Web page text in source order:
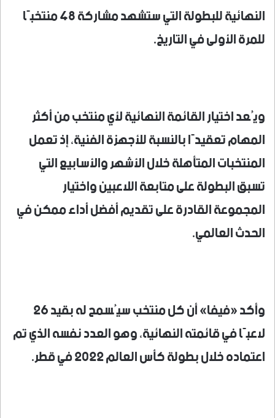
النهائية للبطولة التي ستشهد مشاركة 48 منتخبًا
للمرة الأولى في التاريخ.
ويُعد اختيار القائمة النهائية لأي منتخب من أكثر
المهام تعقيدًا بالنسبة للأجهزة الفنية، إذ تعمل
المنتخبات المتأهلة خلال الأشهر والأسابيع التي
تسبق البطولة على متابعة اللاعبين واختيار
المجموعة القادرة على تقديم أفضل أداء ممكن في
الحدث العالمي.
وأكد «فيفا» أن كل منتخب سيُسمح له بقيد 26
لاعبًا في قائمته النهائية، وهو العدد نفسه الذي تم
اعتماده خلال بطولة كأس العالم 2022 في قطر.